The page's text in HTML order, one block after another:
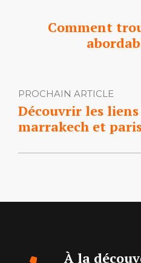
Comment
PROCHAIN ARTICLE
Découvrir les
marrakech et
À la